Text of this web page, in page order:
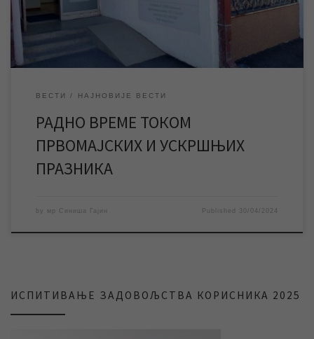
ускршњих празника службе и […]
ВЕСТИ НАЈНОВИЈЕ ВЕСТИ
РАДНО ВРЕМЕ ТОКОМ
ПРВОМАЈСКИХ И УСКРШЊИХ
ПРАЗНИКА
by мр Синиша Гајин Published 30/04/2024
ИСПИТИВАЊЕ ЗАДОВОЉСТВА КОРИСНИКА 2025